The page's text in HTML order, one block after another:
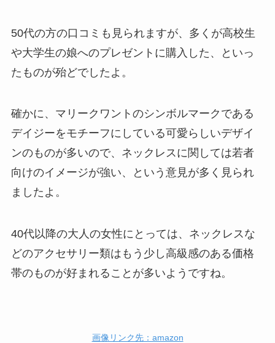
50代の方の口コミも見られますが、 多くが高校生
や大学生の娘へのプレゼントに購入した、といっ
たものが殆どでしたよ。
確かに、マリークワントのシンボルマークである
デイジーをモチーフにしている可愛らしいデザイ
ンのものが多いので、ネックレスに関しては若者
向けのイメージが強い、という意見が多く見られ
ましたよ。
40代以降の大人の女性にとっては、ネックレスな
どのアクセサリー類はもう少し高級感のある価格
帯のものが好まれることが多いようですね。
画像リンク先：amazon